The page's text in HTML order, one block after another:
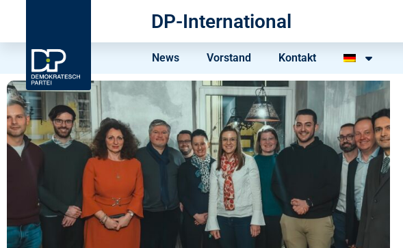
DP-International
News Vorstand Kontakt